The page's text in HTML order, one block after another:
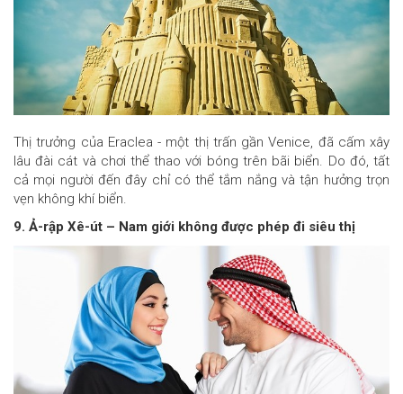
Thị trưởng của Eraclea - một thị trấn gần Venice, đã cấm xây
lâu đài cát và chơi thể thao với bóng trên bãi biển. Do đó, tất
cả mọi người đến đây chỉ có thể tắm nắng và tận hưởng trọn
vẹn không khí biển.
9. Ả-rập Xê-út – Nam giới không được phép đi siêu thị